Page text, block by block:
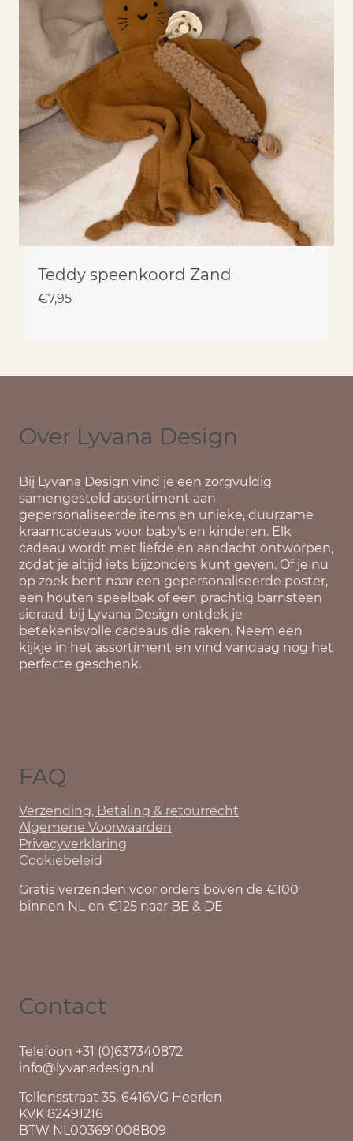
Teddy speenkoord Zand
€7,95
Over Lyvana Design
Bij Lyvana Design vind je een zorgvuldig
samengesteld assortiment aan
gepersonaliseerde items en unieke, duurzame
kraamcadeaus voor baby's en kinderen. Elk
cadeau wordt met liefde en aandacht ontworpen,
zodat je altijd iets bijzonders kunt geven. Of je nu
op zoek bent naar een gepersonaliseerde poster,
een houten speelbak of een prachtig barnsteen
sieraad, bij Lyvana Design ontdek je
betekenisvolle cadeaus die raken. Neem een
kijkje in het assortiment en vind vandaag nog het
perfecte geschenk.
FAQ
Verzending, Betaling & retourrecht
Algemene Voorwaarden
Privacyverklaring
Cookiebeleid
Gratis verzenden voor orders boven de €100
binnen NL en €125 naar BE & DE
Contact
Telefoon +31 (0)637340872
info@lyvanadesign.nl
Tollensstraat 35, 6416VG Heerlen
KVK 82491216
BTW NL003691008B09